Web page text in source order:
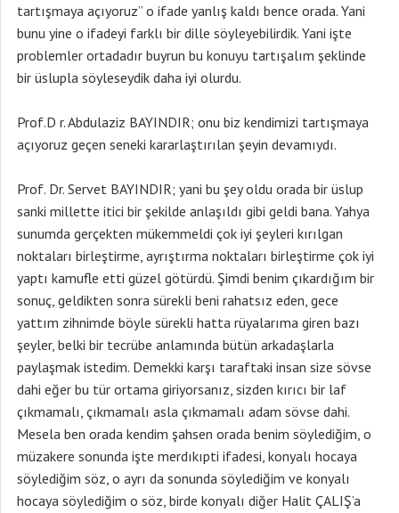
tartışmaya açıyoruz” o ifade yanlış kaldı bence orada. Yani
bunu yine o ifadeyi farklı bir dille söyleyebilirdik. Yani işte
problemler ortadadır buyrun bu konuyu tartışalım şeklinde
bir üslupla söyleseydik daha iyi olurdu.
Prof.D r. Abdulaziz BAYINDIR; onu biz kendimizi tartışmaya
açıyoruz geçen seneki kararlaştırılan şeyin devamıydı.
Prof. Dr. Servet BAYINDIR; yani bu şey oldu orada bir üslup
sanki millette itici bir şekilde anlaşıldı gibi geldi bana. Yahya
sunumda gerçekten mükemmeldi çok iyi şeyleri kırılgan
noktaları birleştirme, ayrıştırma noktaları birleştirme çok iyi
yaptı kamufle etti güzel götürdü. Şimdi benim çıkardığım bir
sonuç, geldikten sonra sürekli beni rahatsız eden, gece
yattım zihnimde böyle sürekli hatta rüyalarıma giren bazı
şeyler, belki bir tecrübe anlamında bütün arkadaşlarla
paylaşmak istedim. Demekki karşı taraftaki insan size sövse
dahi eğer bu tür ortama giriyorsanız, sizden kırıcı bir laf
çıkmamalı, çıkmamalı asla çıkmamalı adam sövse dahi.
Mesela ben orada kendim şahsen orada benim söylediğim, o
müzakere sonunda işte merdıkıpti ifadesi, konyalı hocaya
söylediğim söz, o ayrı da sonunda söylediğim ve konyalı
hocaya söylediğim o söz, birde konyalı diğer Halit ÇALIŞ’a